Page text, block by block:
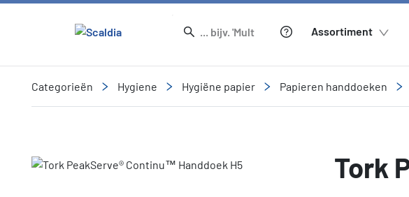
Assortiment
Categorieën Hygiene Hygiëne papier Papieren handdoeken
Slide 1 of 1 Tork